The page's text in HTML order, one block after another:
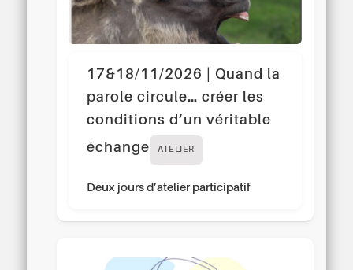
17&18/11/2026 | Quand la
parole circule… créer les
conditions d’un véritable
échange
ATELIER
Deux jours d’atelier participatif